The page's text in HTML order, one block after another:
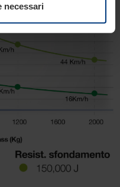
necessari